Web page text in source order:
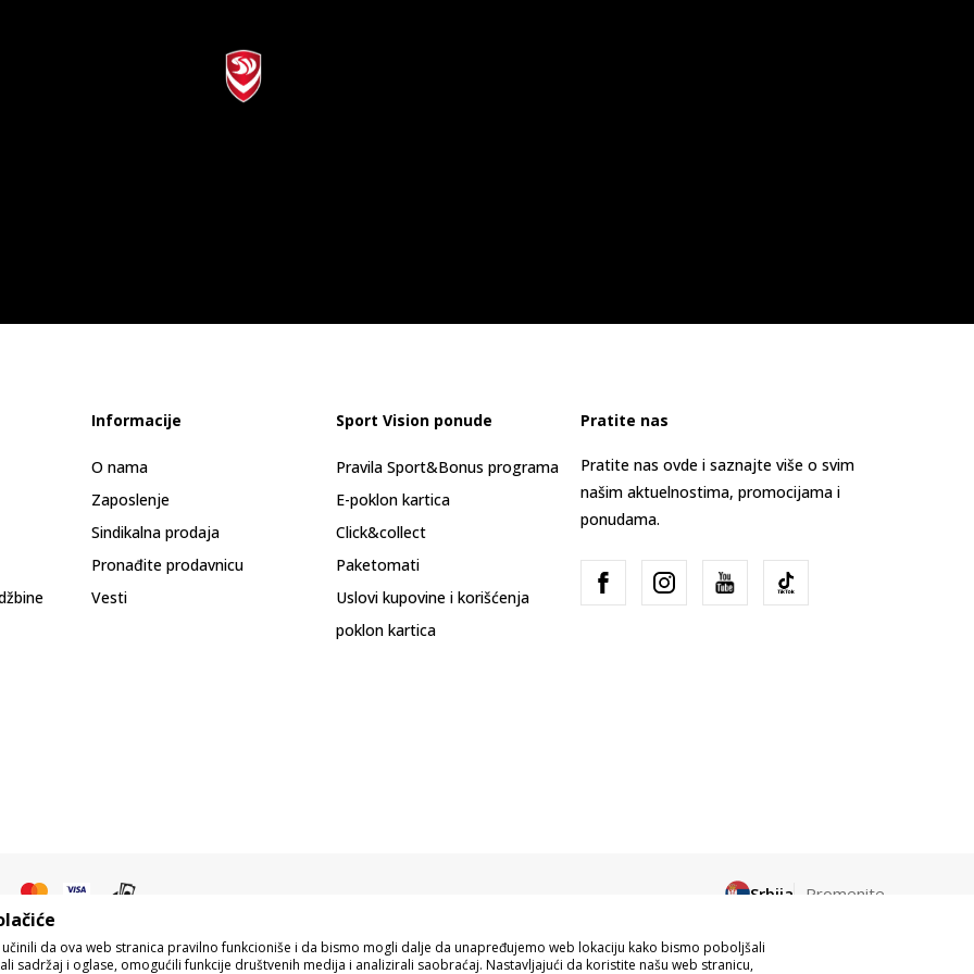
Informacije
O nama
Zaposlenje
Sindikalna prodaja
Pronađite prodavnicu
Vesti
Sport Vision ponude
Pravila Sport&Bonus programa
E-poklon kartica
Click&collect
Paketomati
Uslovi kupovine i korišćenja
poklon kartica
Pratite nas
Pratite nas ovde i saznajte više o svim
našim aktuelnostima, promocijama i
ponudama.
Srbija Promenite
da ova web stranica pravilno funkcioniše i da bismo mogli dalje da unapređujemo web lokaciju kako bismo poboljšali
sadržaj i oglase, omogućili funkcije društvenih medija i analizirali saobraćaj. Nastavljajući da koristite našu web stranicu,